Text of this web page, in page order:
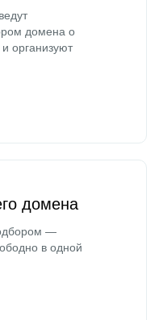
домена о
организуют
домена
—
в одной